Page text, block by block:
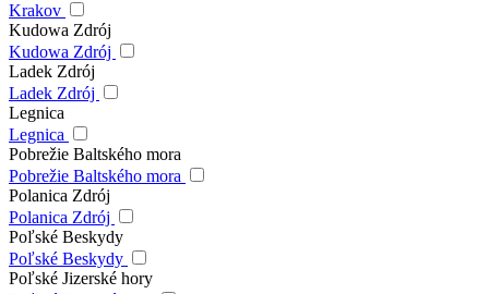
Krakov
Kudowa Zdrój
Kudowa Zdrój
Ladek Zdrój
Ladek Zdrój
Legnica
Legnica
Pobrežie Baltského mora
Pobrežie Baltského mora
Polanica Zdrój
Polanica Zdrój
Poľské Beskydy
Poľské Beskydy
Poľské Jizerské hory